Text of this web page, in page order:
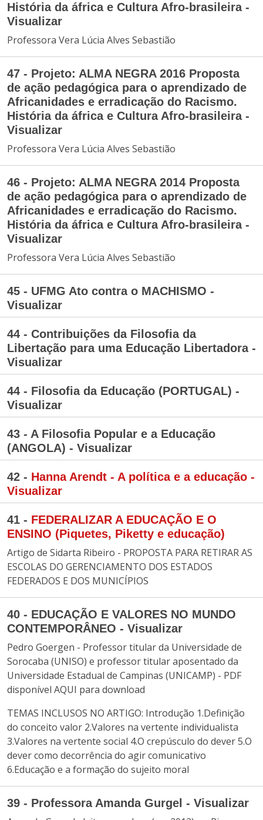
História da áfrica e Cultura Afro-brasileira -
Visualizar
Professora Vera Lúcia Alves Sebastião
47 - Projeto: ALMA NEGRA 2016 Proposta
de ação pedagógica para o aprendizado de
Africanidades e erradicação do Racismo.
História da áfrica e Cultura Afro-brasileira -
Visualizar
Professora Vera Lúcia Alves Sebastião
46 - Projeto: ALMA NEGRA 2014 Proposta
de ação pedagógica para o aprendizado de
Africanidades e erradicação do Racismo.
História da áfrica e Cultura Afro-brasileira -
Visualizar
Professora Vera Lúcia Alves Sebastião
45 - UFMG Ato contra o MACHISMO -
Visualizar
44 - Contribuições da Filosofia da
Libertação para uma Educação Libertadora -
Visualizar
44 - Filosofia da Educação (PORTUGAL) -
Visualizar
43 - A Filosofia Popular e a Educação
(ANGOLA) - Visualizar
42 - Hanna Arendt - A política e a educação -
Visualizar
41 - FEDERALIZAR A EDUCAÇÃO E O
ENSINO (Piquetes, Piketty e educação)
Artigo de Sidarta Ribeiro - PROPOSTA PARA RETIRAR AS
ESCOLAS DO GERENCIAMENTO DOS ESTADOS
FEDERADOS E DOS MUNICÍPIOS
40 - EDUCAÇÃO E VALORES NO MUNDO
CONTEMPORÂNEO - Visualizar
Pedro Goergen - Professor titular da Universidade de
Sorocaba (UNISO) e professor titular aposentado da
Universidade Estadual de Campinas (UNICAMP) - PDF
disponível AQUI para download
TEMAS INCLUSOS NO ARTIGO: Introdução 1.Definição
do conceito valor 2.Valores na vertente individualista
3.Valores na vertente social 4.O crepúsculo do dever 5.O
dever como decorrência do agir comunicativo
6.Educação e a formação do sujeito moral
39 - Professora Amanda Gurgel - Visualizar